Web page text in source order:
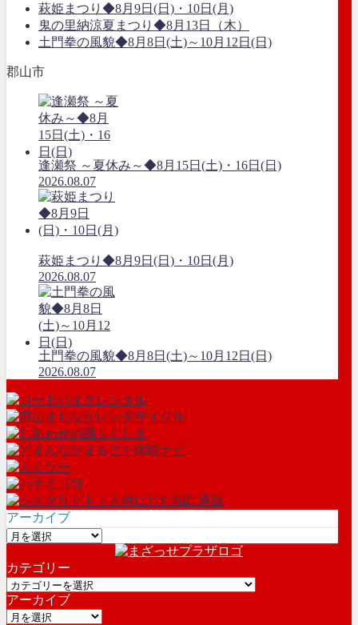
萩姫まつり◆8月9日(日)・10日(月)
鬼の里納涼夏まつり◆8月13日（木）
土門拳の風貌◆8月8日(土)～10月12日(日)
郡山市
逢瀬祭 ～夏休み～◆8月15日(土)・16日(日)
2026.08.07
萩姫まつり◆8月9日(日)・10日(月)
2026.08.07
土門拳の風貌◆8月8日(土)～10月12日(日)
2026.08.07
アーカイブ
ア
カ
イ
ブ
カテゴリー
カ
テ
ゴ
アーカイブ
ア